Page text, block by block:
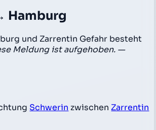
Hamburg
und Zarrentin Gefahr besteht
Meldung ist aufgehoben. —
Schwerin zwischen Zarrentin